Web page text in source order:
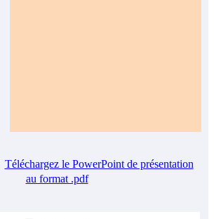
Téléchargez le PowerPoint de présentation
au format .pdf